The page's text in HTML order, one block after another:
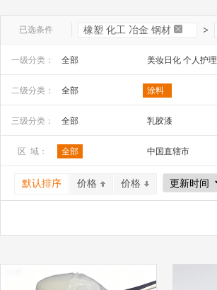
已选条件 橡塑 化工 冶金 钢材 >
一级分类： 全部 美妆日化 个人护理
安全防护 五金工具
家装建材
二级分类： 全部 涂料
三级分类： 全部 乳胶漆
区 域：
全部 中国直辖市
广西
辽宁省
宁夏
四川省
默认排序 价格 价格